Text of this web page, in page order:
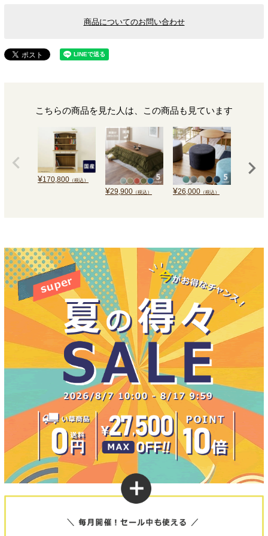
商品についてのお問い合わせ
こちらの商品を見た人は、この商品も見ています
¥170,800 （税込）
¥29,900 （税込） ¥26,000 （税込）